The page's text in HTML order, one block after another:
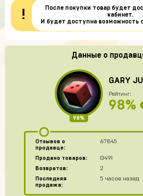
!
После покупки товар будет
кабинет.
И будет доступна возможность
Данные о
98%
GARY
Рейтинг:
98%
Отзывов о
продавце:
67845
Продано товаров:
13491
Возвратов:
2
Последняя
продажа:
5 часов назад